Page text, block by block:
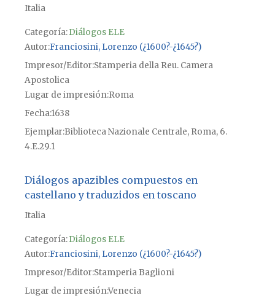
Italia
Categoría:Diálogos ELE
Autor Franciosini, Lorenzo (¿1600?-¿1645?)
Impresor/Editor Stamperia della Reu. Camera
Apostolica
Lugar de impresiónRoma
Fecha1638
Ejemplar Biblioteca Nazionale Centrale, Roma, 6.
4.E.29.1
Diálogos apazibles compuestos en
castellano y traduzidos en toscano
Italia
Categoría:Diálogos ELE
Autor Franciosini, Lorenzo (¿1600?-¿1645?)
Impresor/Editor Stamperia Baglioni
Lugar de impresiónVenecia